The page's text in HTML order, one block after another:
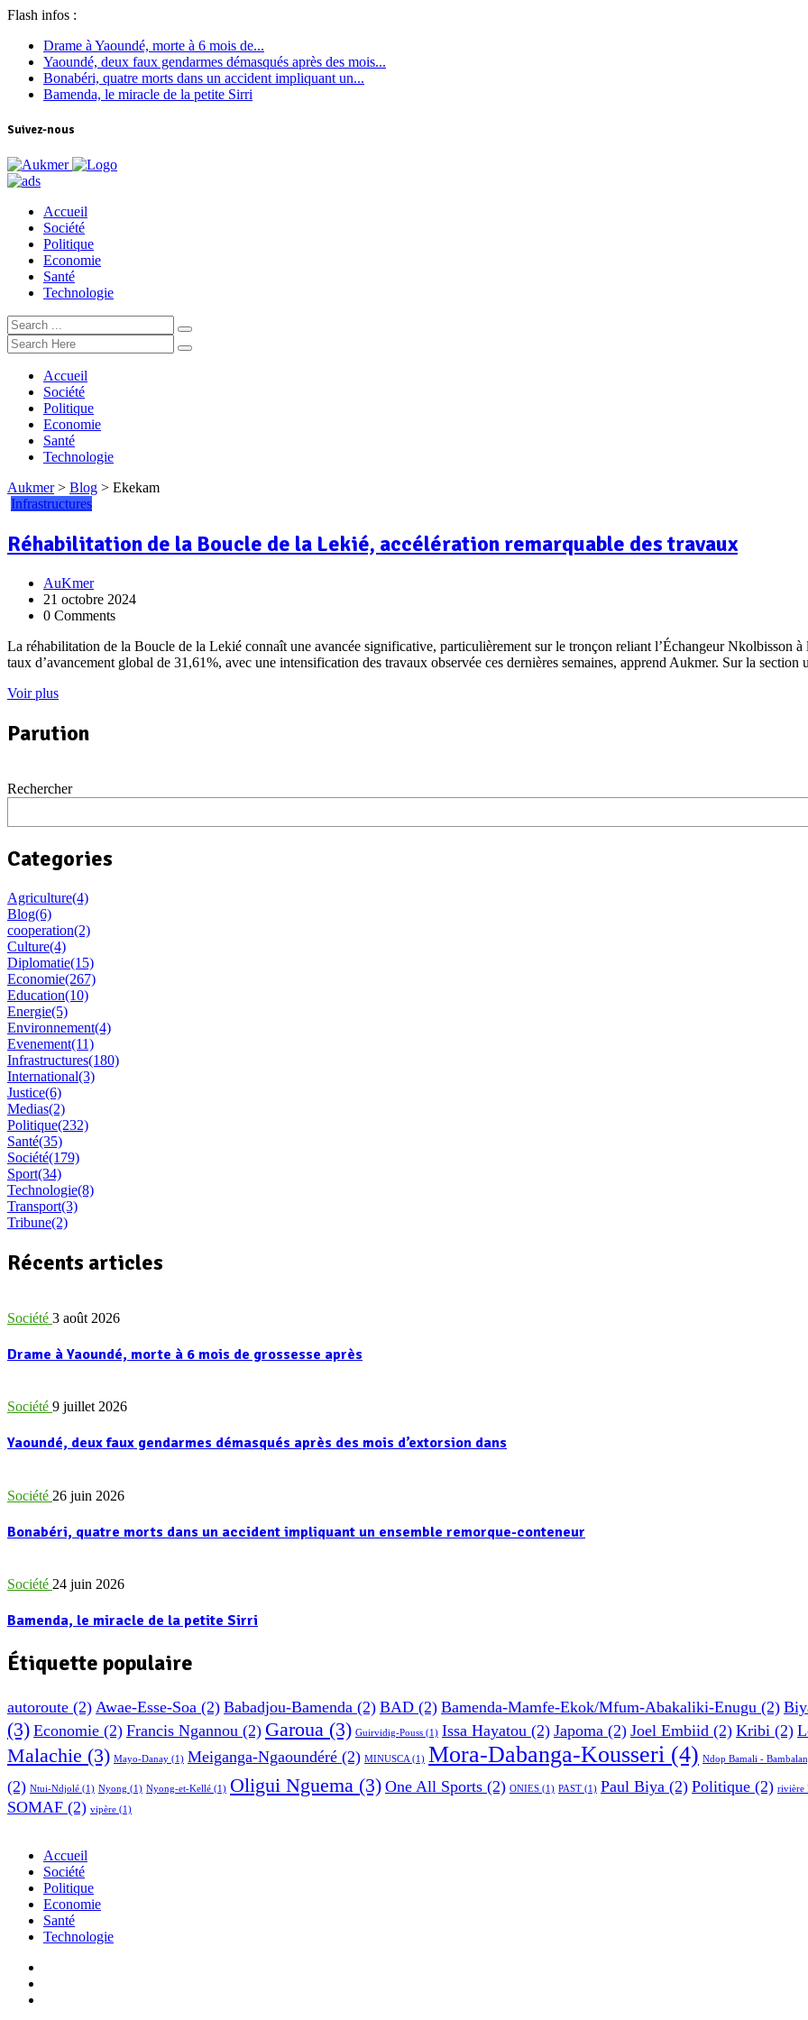
Flash infos :
Drame à Yaoundé, morte à 6 mois de...
Yaoundé, deux faux gendarmes démasqués après des mois...
Bonabéri, quatre morts dans un accident impliquant un...
Bamenda, le miracle de la petite Sirri
Suivez-nous
Accueil
Société
Politique
Economie
Santé
Technologie
Accueil
Société
Politique
Economie
Santé
Technologie
Aukmer> Blog > Ekekam
Infrastructures
Réhabilitation de la Boucle de la Lekié, accélération remarquable des travaux
AuKmer
21 octobre 2024
0 Comments
La réhabilitation de la Boucle de la Lekié connaît une avancée significative, particulièrement sur le tronçon reliant l’Échangeur Nkolbisson
taux d’avancement global de 31,61%, avec une intensification des travaux observée ces dernières semaines, apprend Aukmer. Sur la
Voir plus
Parution
Rechercher
Categories
Agriculture(4)
Blog(6)
cooperation(2)
Culture(4)
Diplomatie(15)
Economie(267)
Education(10)
Energie(5)
Environnement(4)
Evenement(11)
Infrastructures(180)
International(3)
Justice(6)
Medias(2)
Politique(232)
Santé(35)
Société(179)
Sport(34)
Technologie(8)
Transport(3)
Tribune(2)
Récents articles
Société 3 août 2026
Drame à Yaoundé, morte à 6 mois de grossesse après
Société 9 juillet 2026
Yaoundé, deux faux gendarmes démasqués après des mois d’extorsion dans
Société 26 juin 2026
Bonabéri, quatre morts dans un accident impliquant un ensemble remorque-conteneur
Société 24 juin 2026
Bamenda, le miracle de la petite Sirri
Étiquette populaire
autoroute (2) Awae-Esse-Soa (2) Babadjou-Bamenda (2) BAD (2) Bamenda-Mamfe-Ekok/Mfum-Abakaliki-Enugu (2)
(3) Economie (2) Francis Ngannou (2) Garoua (3) Guirvidig-Pouss (1) Issa Hayatou (2) Japoma (2) Joel Embiid (2) Kribi (2)
Malachie (3) Mayo-Danay (1) Meiganga-Ngaoundéré (2) MINUSCA (1) Mora-Dabanga-Kousseri (4) Ndop Bamali -
(2) Ntui-Ndjolé (1) Nyong (1) Nyong-et-Kellé (1) Oligui Nguema (3) One All Sports (2) ONIES (1) PAST (1) Paul Biya (2) Politique (2) rivière
SOMAF (2) vipère (1)
Accueil
Société
Politique
Economie
Santé
Technologie